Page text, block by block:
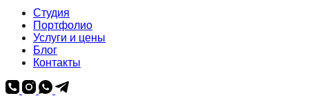
Студия
Портфолио
Услуги и цены
Блог
Контакты